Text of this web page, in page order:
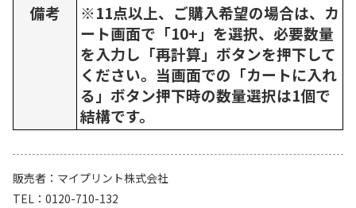
備考
※11点以上、ご購入希望の場合は、カ
ート画面で「10+」を選択、必要数量
を入力し「再計算」ボタンを押下して
ください。当画面での「カートに入れ
る」ボタン押下時の数量選択は1個で
結構です。
販売者
マイプリント株式会社
TEL
0120-710-132